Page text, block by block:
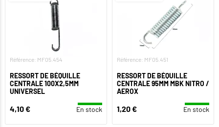
Référence: MF05.454
RESSORT DE BÉQUILLE
CENTRALE 100X2,5MM
UNIVERSEL
4,10 € En stock
Référence: MF05.451
RESSORT DE BÉQUILLE
CENTRALE 95MM MBK NITRO /
AEROX
1,20 € En stock